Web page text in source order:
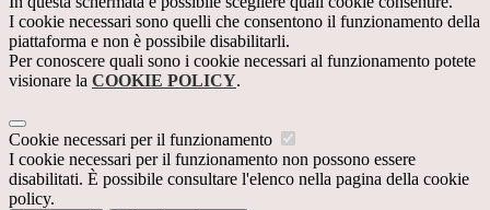
I cookie necessari sono quelli che consentono il funzionamento della
piattaforma e non è possibile disabilitarli.
Per conoscere quali sono i cookie necessari al funzionamento potete
visionare la COOKIE POLICY.
Cookie necessari per il funzionamento
I cookie necessari per il funzionamento non possono essere
disabilitati. È possibile consultare l'elenco nella pagina della cookie
policy.